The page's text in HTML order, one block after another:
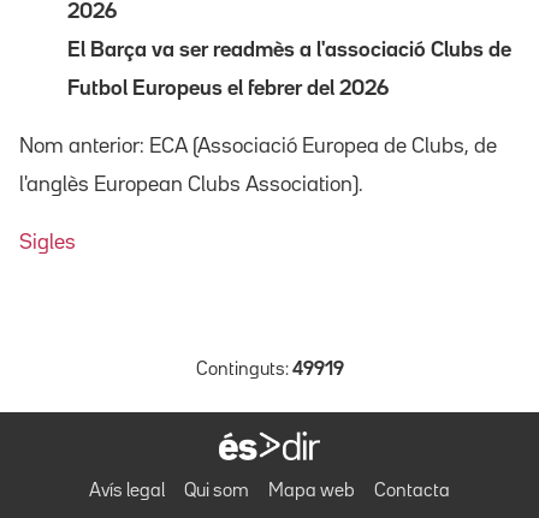
2026
El Barça va ser readmès a l'associació Clubs de
Futbol Europeus el febrer del 2026
Nom anterior: ECA (Associació Europea de Clubs, de
l'anglès European Clubs Association).
Sigles
Continguts: 49919
Avís legal Qui som Mapa web Contacta